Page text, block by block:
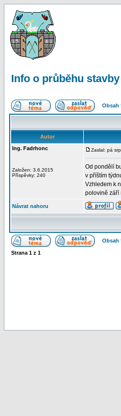
Info o průběhu stavby
Obsah
Autor
Ing. Fadrhonc
Založen: 3.6.2015
Příspěvky: 240
Zaslal: pá
Od pondělí
v příštím
Vzhledem k
polovině září
Návrat nahoru
Obsah
Strana 1 z 1